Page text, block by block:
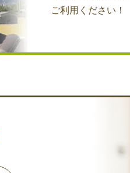
ご利用ください！